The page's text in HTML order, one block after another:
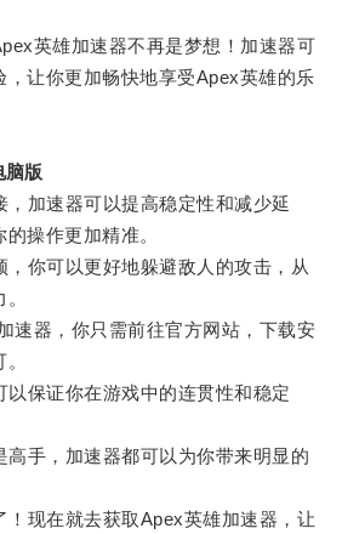
英雄加速器不再是梦想！加速器可
，让你更加畅快地享受Apex英雄的乐
脑版
加速器可以提高稳定性和减少延
操作更加精准。
你可以更好地躲避敌人的攻击，从
器，你只需前往官方网站，下载安
保证你在游戏中的连贯性和稳定
手，加速器都可以为你带来明显的
现在就去获取Apex英雄加速器，让